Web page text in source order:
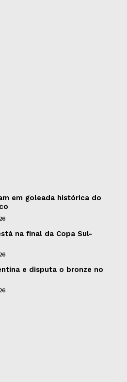
em goleada histórica do
na final da Copa Sul-
e disputa o bronze no